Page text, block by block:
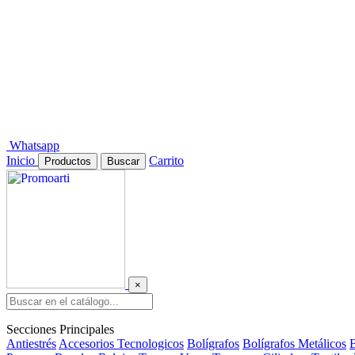
Whatsapp
Inicio
Productos Buscar Carrito
×
Secciones Principales
Antiestrés Accesorios Tecnologicos Bolígrafos Bolígrafos Metálicos